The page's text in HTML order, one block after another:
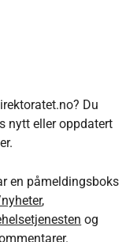
Du
nytt eller oppdatert
en påmeldingsboks
,
og
.